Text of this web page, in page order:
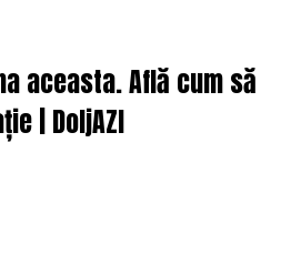
aceasta. Află cum să
| DoljAZI